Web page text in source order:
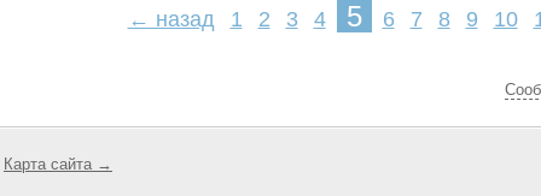
← назад 1 2 3 4 5 6 7 8 9 10
Карта сайта →